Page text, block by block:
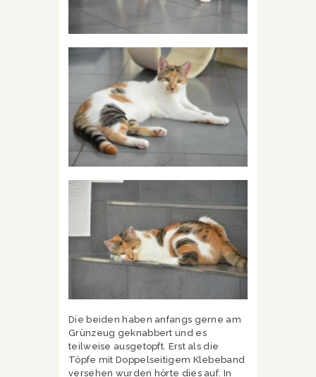
Die beiden haben anfangs gerne am
Grünzeug geknabbert und es
teilweise ausgetopft. Erst als die
Töpfe mit Doppelseitigem Klebeband
versehen wurden hörte dies auf. In